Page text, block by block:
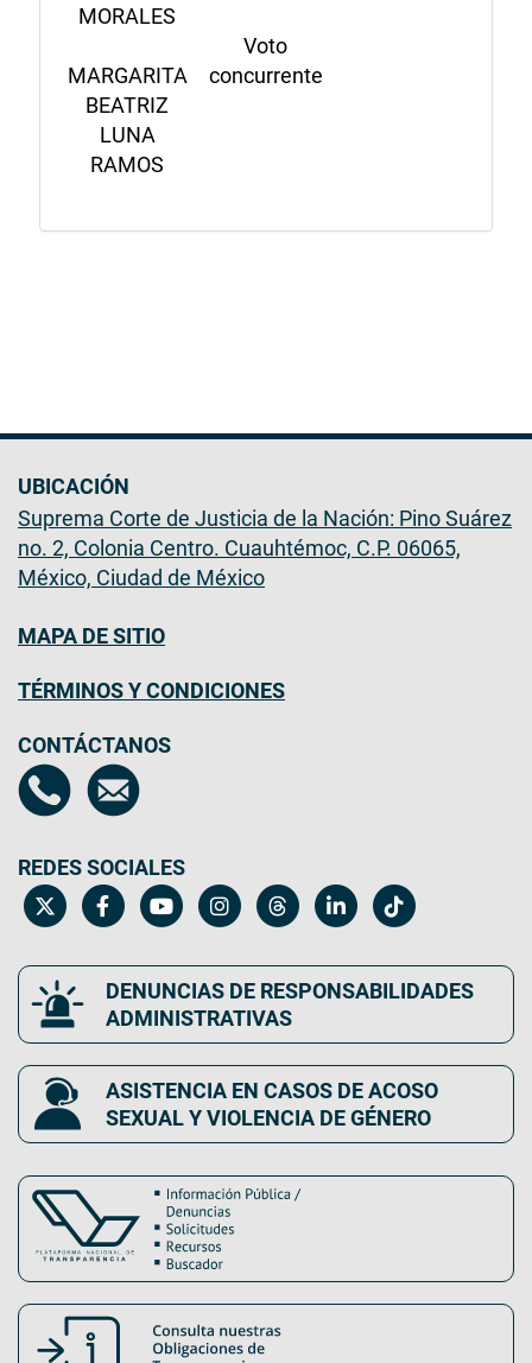
MORALES
MARGARITA
BEATRIZ
LUNA
RAMOS
Voto
concurrente
UBICACIÓN
Suprema Corte de Justicia de la Nación: Pino Suárez
no. 2, Colonia Centro. Cuauhtémoc, C.P. 06065,
México, Ciudad de México
MAPA DE SITIO
TÉRMINOS Y CONDICIONES
CONTÁCTANOS
REDES SOCIALES
DENUNCIAS DE RESPONSABILIDADES
ADMINISTRATIVAS
ASISTENCIA EN CASOS DE ACOSO
SEXUAL Y VIOLENCIA DE GÉNERO